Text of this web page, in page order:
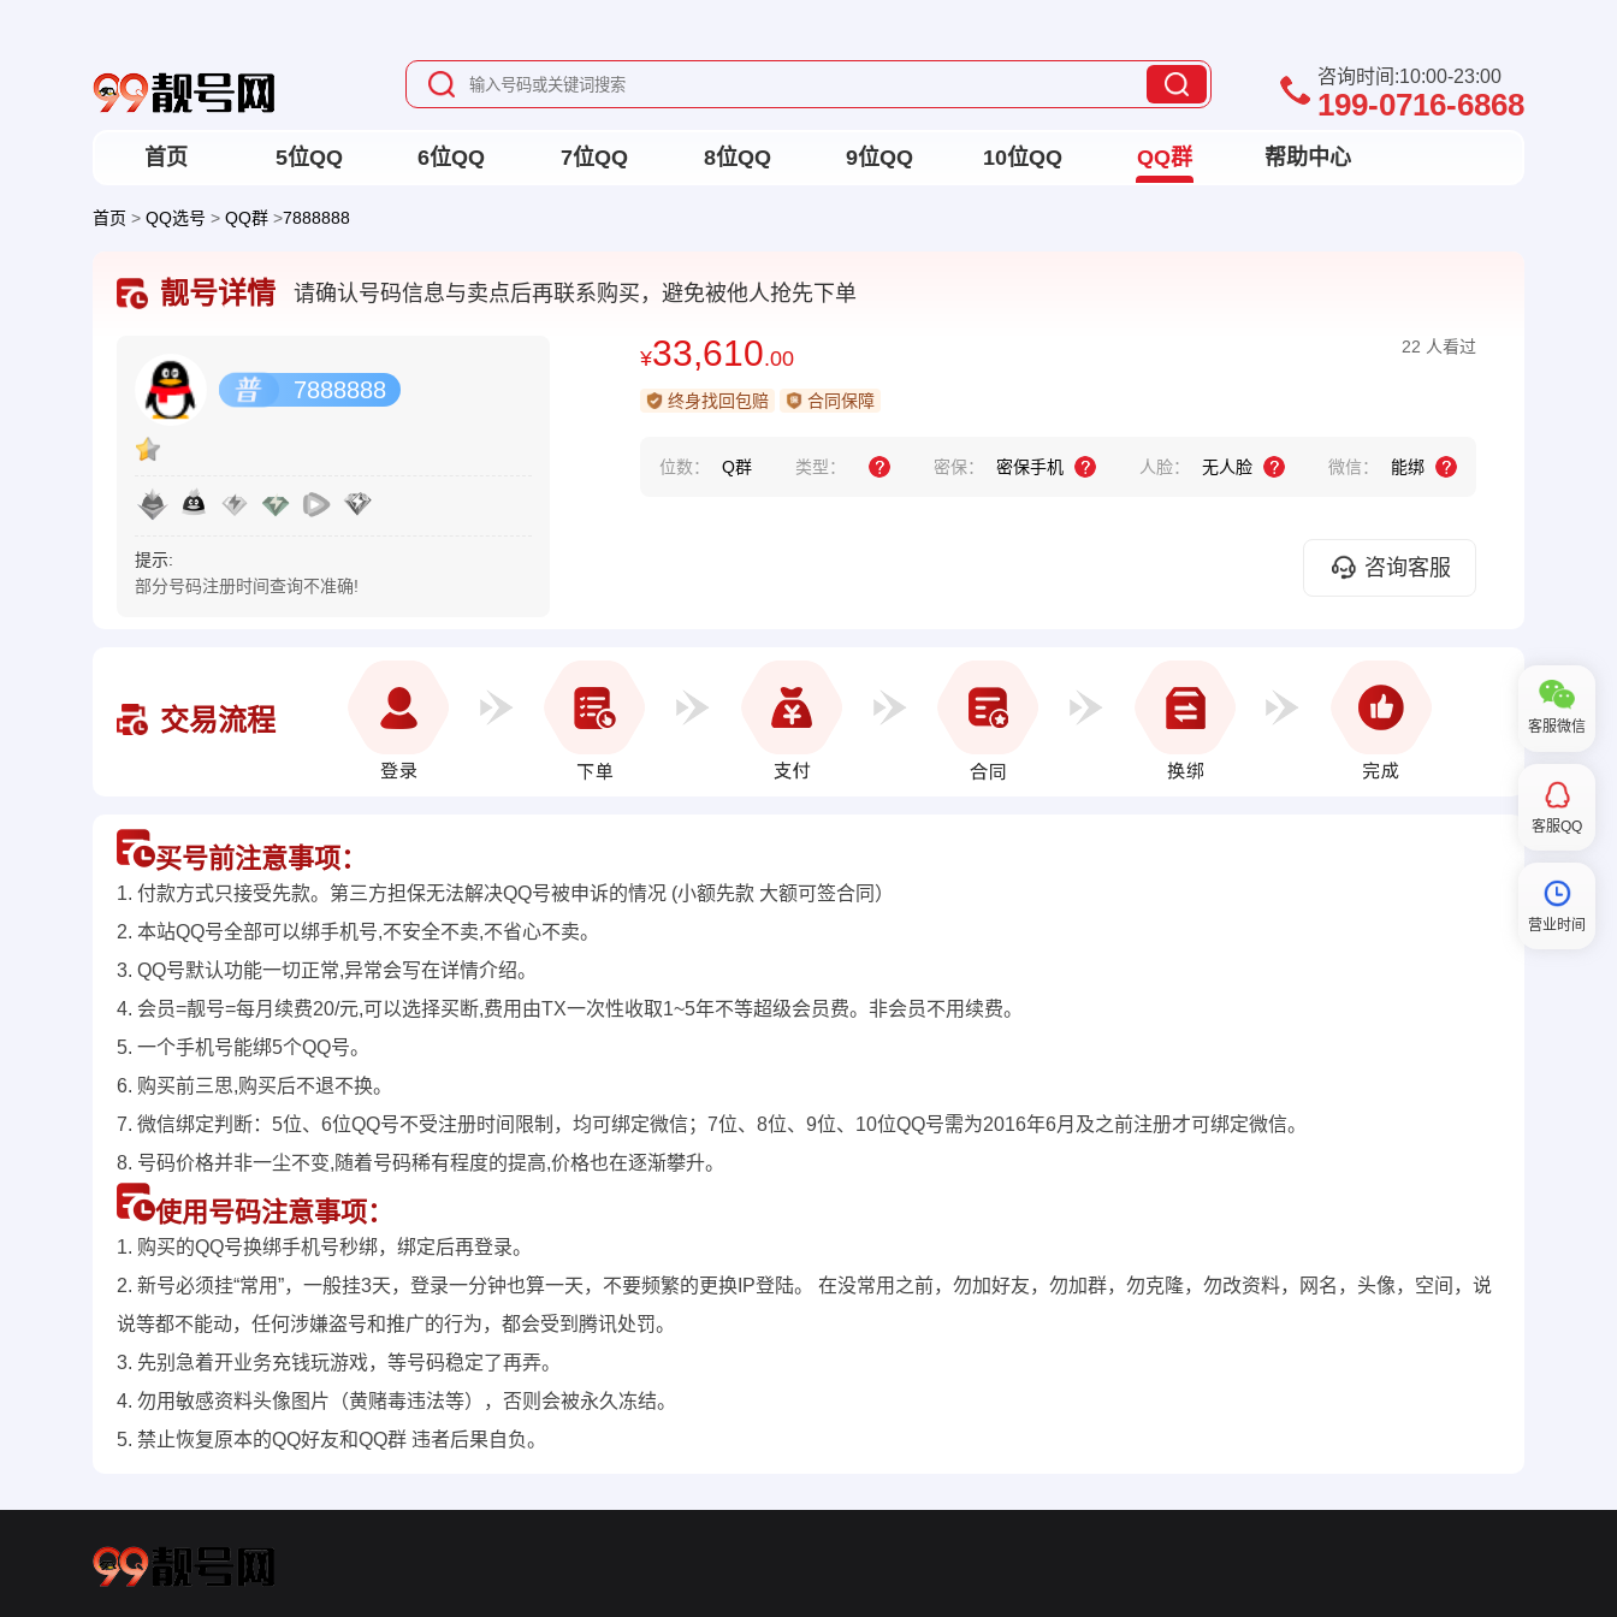
咨询时间:10:00-23:00
199-0716-6868
首页 5位QQ 6位QQ 7位QQ 8位QQ 9位QQ 10位QQ QQ群 帮助中心
首页 > QQ选号 > QQ群 >7888888
靓号详情 请确认号码信息与卖点后再联系购买，避免被他人抢先下单
7888888
提示:
部分号码注册时间查询不准确!
¥33,610.00 22 人看过
终身找回包赔 合同保障
位数： Q群 类型： 密保： 密保手机 人脸： 无人脸 微信： 能绑
咨询客服
交易流程
买号前注意事项：
1. 付款方式只接受先款。第三方担保无法解决QQ号被申诉的情况 (小额先款 大额可签合同）
2. 本站QQ号全部可以绑手机号,不安全不卖,不省心不卖。
3. QQ号默认功能一切正常,异常会写在详情介绍。
4. 会员=靓号=每月续费20/元,可以选择买断,费用由TX一次性收取1~5年不等超级会员费。非会员不用续费。
5. 一个手机号能绑5个QQ号。
6. 购买前三思,购买后不退不换。
7. 微信绑定判断：5位、6位QQ号不受注册时间限制，均可绑定微信；7位、8位、9位、10位QQ号需为2016年6月及之前注册才可绑定微信。
8. 号码价格并非一尘不变,随着号码稀有程度的提高,价格也在逐渐攀升。
使用号码注意事项：
1. 购买的QQ号换绑手机号秒绑，绑定后再登录。
2. 新号必须挂“常用”，一般挂3天，登录一分钟也算一天，不要频繁的更换IP登陆。 在没常用之前，勿加好友，勿加群，勿克隆，勿改资料，网名，头像，空间，说
说等都不能动，任何涉嫌盗号和推广的行为，都会受到腾讯处罚。
3. 先别急着开业务充钱玩游戏，等号码稳定了再弄。
4. 勿用敏感资料头像图片（黄赌毒违法等），否则会被永久冻结。
5. 禁止恢复原本的QQ好友和QQ群 违者后果自负。
客服微信
客服QQ
营业时间